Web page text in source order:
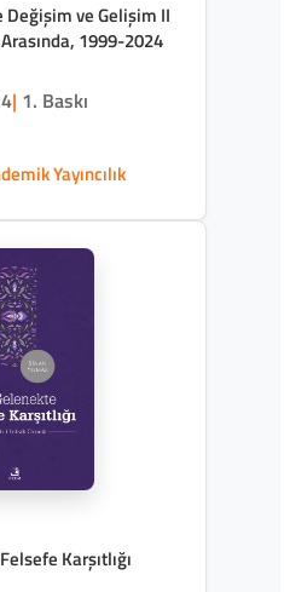
ve Gelişim II
1999-2024
| 1. Baskı
Yayıncılık
Karşıtlığı